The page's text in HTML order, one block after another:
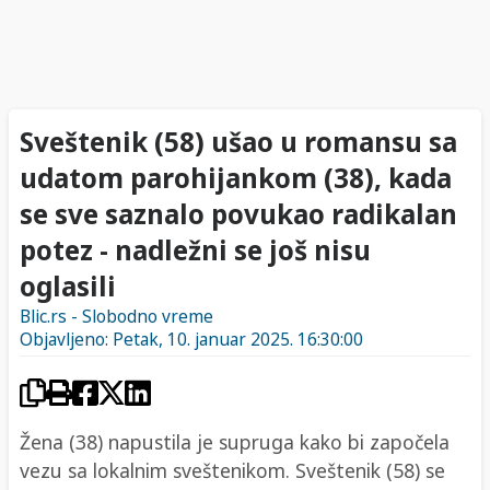
Sveštenik (58) ušao u romansu sa
udatom parohijankom (38), kada
se sve saznalo povukao radikalan
potez - nadležni se još nisu
oglasili
Blic.rs - Slobodno vreme
Objavljeno: Petak, 10. januar 2025. 16:30:00
Žena (38) napustila je supruga kako bi započela
vezu sa lokalnim sveštenikom. Sveštenik (58) se